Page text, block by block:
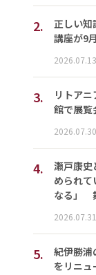
2.
正しい
講座が9
3.
リトア
館で展覧
4.
瀬戸康史
められて
なる」
5.
紀伊勝
をリニュ